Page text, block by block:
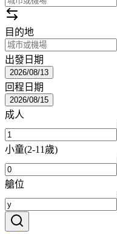
目的地
出發日期
2026/08/13
回程日期
2026/08/15
成人
小童(2-11歲)
艙位